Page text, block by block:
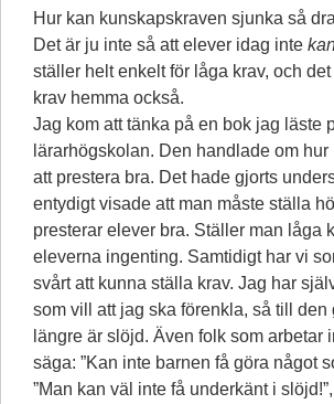
Hur kan kunskapskraven sjunka så
Det är ju inte så att elever idag inte
ställer helt enkelt för låga krav, och
krav hemma också.
Jag kom att tänka på en bok jag läste
lärarhögskolan. Den handlade om hur
att prestera bra. Det hade gjorts
entydigt visade att man måste ställa
presterar elever bra. Ställer man låga
eleverna ingenting. Samtidigt har vi
svårt att kunna ställa krav. Jag har
som vill att jag ska förenkla, så till den
längre är slöjd. Även folk som arbetar
säga: ”Kan inte barnen få göra något
”Man kan väl inte få underkänt i slöjd!”,